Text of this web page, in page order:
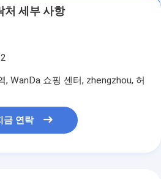
처 세부 사항
, WanDa 쇼핑 센터, zhengzhou, 허
금 연락